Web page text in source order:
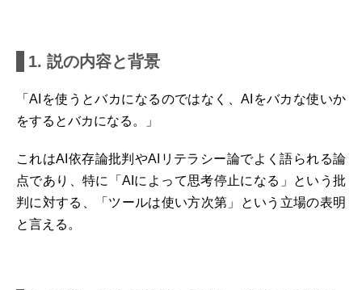
1. 説の内容と背景
「AIを使うとバカになるのではなく、AIをバカな使いか
をするとバカになる。」
これはAI依存論批判やAIリテラシー論でよく語られる論
点であり、特に「AIによって思考停止になる」という批
判に対する、「ツールは使い方次第」という立場の表明
と言える。